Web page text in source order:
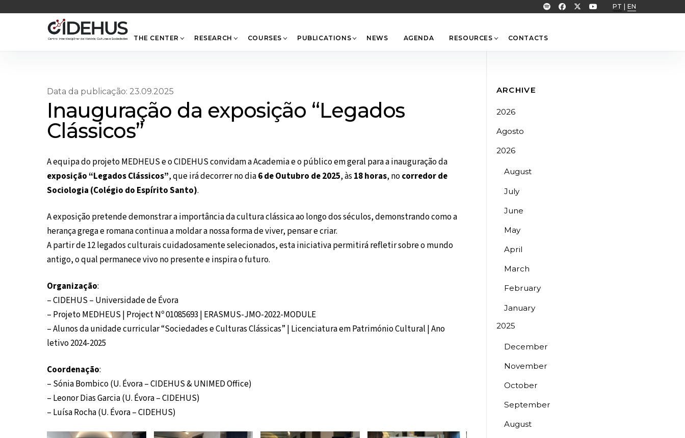
PT EN
THE CENTER RESEARCH COURSES PUBLICATIONS NEWS AGENDA RESOURCES CONTACTS
Data da publicação: 23.09.2025
Inauguração da exposição “Legados
Clássicos”
A equipa do projeto MEDHEUS e o CIDEHUS convidam a Academia e o público em geral para a inauguração da
exposição “Legados Clássicos”, que irá decorrer no dia6 de Outubro de 2025, às 18 horas, nocorredor de
Sociologia (Colégio do Espírito Santo).
A exposição pretende demonstrar a importância da cultura clássica ao longo dos séculos, demonstrando como a
herança grega e romana continua a moldar a nossa forma de viver, pensar e criar.
A partir de 12 legados culturais cuidadosamente selecionados, esta iniciativa permitirá refletir sobre o mundo
antigo, o qual permanece vivo no presente e inspira o futuro.
Organização:
– CIDEHUS – Universidade de Évora
– Projeto MEDHEUS | Project Nº 01085693 | ERASMUS-JMO-2022-MODULE
– Alunos da unidade curricular “Sociedades e Culturas Clássicas” | Licenciatura em Património Cultural | Ano
letivo 2024-2025
Coordenação:
– Sónia Bombico (U. Évora – CIDEHUS & UNIMED Office)
– Leonor Dias Garcia (U. Évora – CIDEHUS)
– Luísa Rocha (U. Évora – CIDEHUS)
ARCHIVE
2026
Agosto
2026
August
July
June
May
April
March
February
January
2025
December
November
October
September
August
Top